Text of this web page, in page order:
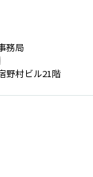
務局
野村ビル21階